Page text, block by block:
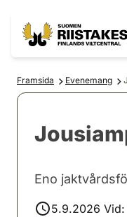
Framsida Evenemang
Eno
5.9.2026